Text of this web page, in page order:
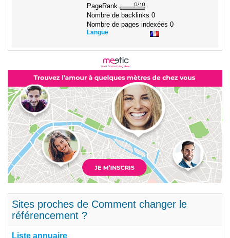
PageRank
Nombre de backlinks 0
Nombre de pages indexées 0
Langue
Sites proches de Comment changer le
référencement ?
Liste annuaire